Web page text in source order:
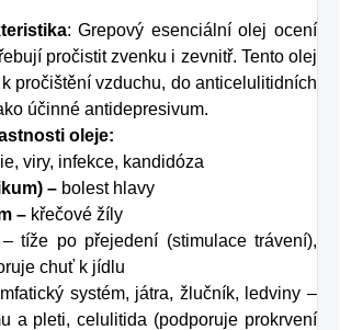
: Grepový esenciální olej ocení
pročistit zvenku i zevnitř. Tento olej
pročištění vzduchu, do anticelulitidních
účinné antidepresivum.
oleje:
viry, infekce, kandidóza
– bolest hlavy
– křečové žíly
– tíže po přejedení (stimulace trávení),
chuť k jídlu
systém, játra, žlučník, ledviny –
a pleti, celulitida (podporuje prokrvení